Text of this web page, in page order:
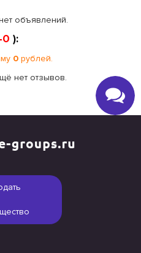
объявлений.
-0 ):
0 рублей.
нет отзывов.